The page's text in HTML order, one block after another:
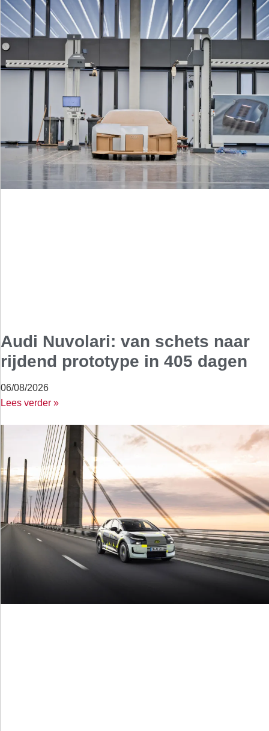
Audi Nuvolari: van schets naar
rijdend prototype in 405 dagen
06/08/2026
Lees verder »